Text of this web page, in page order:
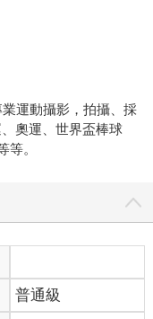
運動攝影，拍攝、採
奧運、世界盃棒球
等。
普通級